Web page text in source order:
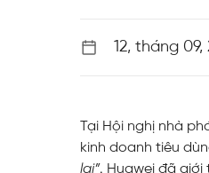
12, tháng 09,
Tại Hội nghị nhà
kinh doanh tiêu
lại”. Huawei đã giới